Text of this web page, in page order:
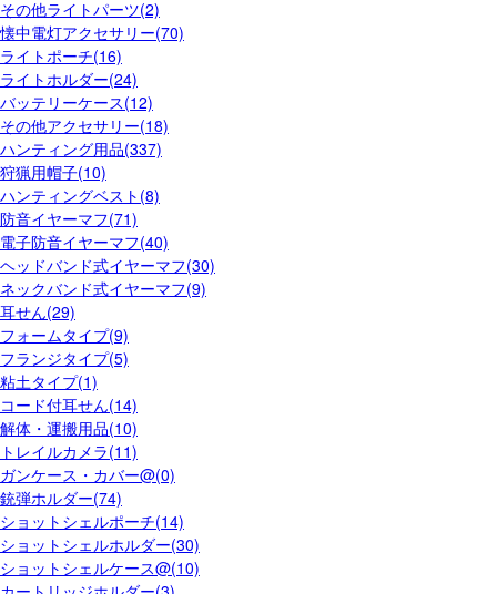
その他ライトパーツ(2)
懐中電灯アクセサリー(70)
ライトポーチ(16)
ライトホルダー(24)
バッテリーケース(12)
その他アクセサリー(18)
ハンティング用品(337)
狩猟用帽子(10)
ハンティングベスト(8)
防音イヤーマフ(71)
電子防音イヤーマフ(40)
ヘッドバンド式イヤーマフ(30)
ネックバンド式イヤーマフ(9)
耳せん(29)
フォームタイプ(9)
フランジタイプ(5)
粘土タイプ(1)
コード付耳せん(14)
解体・運搬用品(10)
トレイルカメラ(11)
ガンケース・カバー@(0)
銃弾ホルダー(74)
ショットシェルポーチ(14)
ショットシェルホルダー(30)
ショットシェルケース@(10)